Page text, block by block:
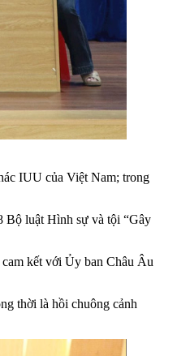
IUU của Việt Nam; trong
Bộ luật Hình sự và tội “Gây
kết với Ủy ban Châu Âu
thời là hồi chuông cảnh